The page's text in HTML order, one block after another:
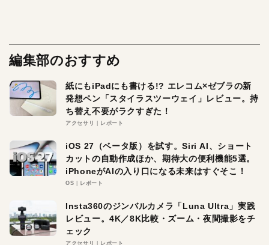
編集部のおすすめ
紙にもiPadにも書ける!? エレコム×ゼブラの新
発想ペン「スタイラスツーウェイ」レビュー。持
ち替え不要がラクすぎた！
アクセサリ レポート
iOS 27（ベータ版）を試す。Siri AI、ショート
カットの自動作成ほか、期待大の便利機能5選。
iPhoneがAIの入り口になる未来はすぐそこ！
OS レポート
Insta360のジンバルカメラ「Luna Ultra」実践
レビュー。4K／8K比較・ズーム・夜間撮影をチ
ェック
アクセサリ レポート